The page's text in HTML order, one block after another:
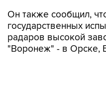
Он также сообщил,
государственных
радаров высокой
"Воронеж" - в Орске,